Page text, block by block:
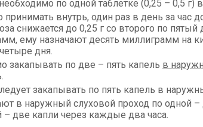
по одной таблетке (0,25 – 0,5 г)
принимать внутрь, один раз в день за
снижается до 0,25 г со второго по
ему назначают десять миллиграмм
дня.
закапывать по две – пять капель в
закапывать по пять капель в
в наружный слуховой проход по одной
две капли через каждые два часа.